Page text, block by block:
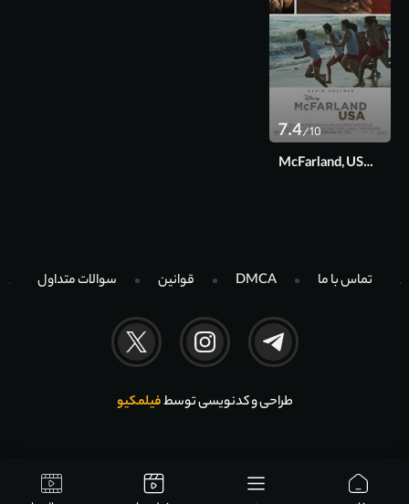
7.4/10
McFarland, USA 2015
تماس با ما DMCA قوانین سوالات متداول
طراحی و کدنویسی توسطفیلمکیو